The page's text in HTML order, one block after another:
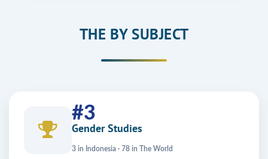
THE BY SUBJECT
#3
Gender Studies
3 in Indonesia · 78 in The World